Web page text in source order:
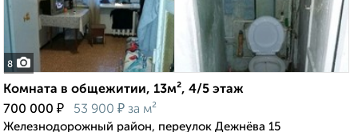
8
Комната в общежитии, 13м², 4/5 этаж
700 000 ₽ 53 900 ₽ за м²
Железнодорожный район, переулок Дежнёва 15